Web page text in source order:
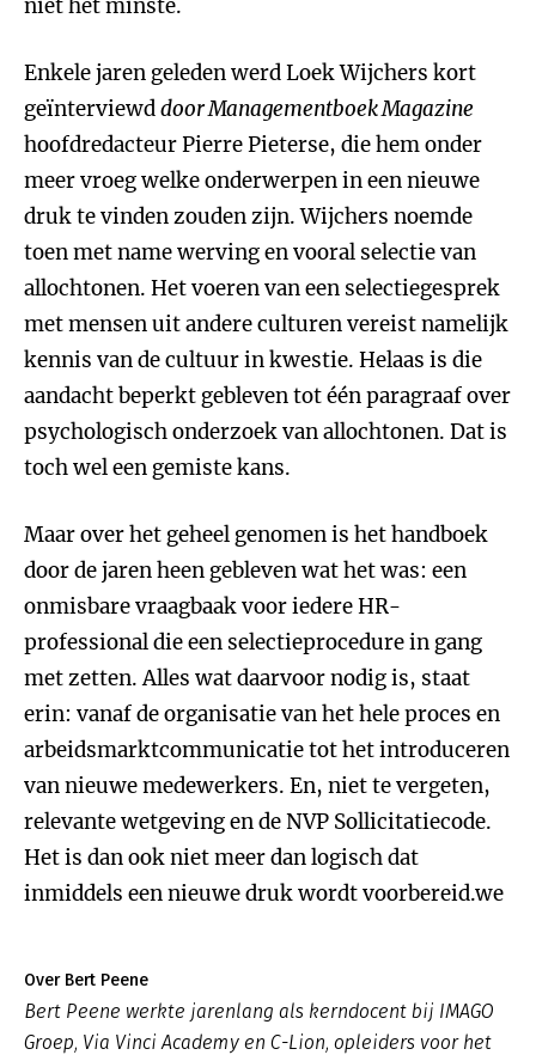
niet het minste.
Enkele jaren geleden werd Loek Wijchers kort
geïnterviewddoor Managementboek Magazine
hoofdredacteur Pierre Pieterse, die hem onder
meer vroeg welke onderwerpen in een nieuwe
druk te vinden zouden zijn. Wijchers noemde
toen met name werving en vooral selectie van
allochtonen. Het voeren van een selectiegesprek
met mensen uit andere culturen vereist namelijk
kennis van de cultuur in kwestie. Helaas is die
aandacht beperkt gebleven tot één paragraaf over
psychologisch onderzoek van allochtonen. Dat is
toch wel een gemiste kans.
Maar over het geheel genomen is het handboek
door de jaren heen gebleven wat het was: een
onmisbare vraagbaak voor iedere HR-
professional die een selectieprocedure in gang
met zetten. Alles wat daarvoor nodig is, staat
erin: vanaf de organisatie van het hele proces en
arbeidsmarktcommunicatie tot het introduceren
van nieuwe medewerkers. En, niet te vergeten,
relevante wetgeving en de NVP Sollicitatiecode.
Het is dan ook niet meer dan logisch dat
inmiddels een nieuwe druk wordt voorbereid.we
Over Bert Peene
Bert Peene werkte jarenlang als kerndocent bij IMAGO
Groep, Via Vinci Academy en C-Lion, opleiders voor het